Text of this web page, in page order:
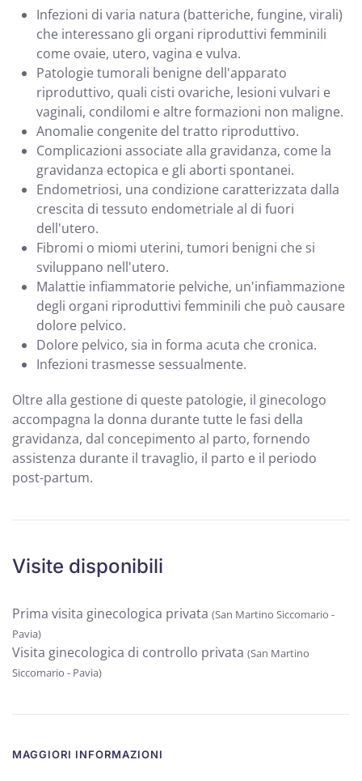
Infezioni di varia natura (batteriche, fungine, virali)
che interessano gli organi riproduttivi femminili
come ovaie, utero, vagina e vulva.
Patologie tumorali benigne dell'apparato
riproduttivo, quali cisti ovariche, lesioni vulvari e
vaginali, condilomi e altre formazioni non maligne.
Anomalie congenite del tratto riproduttivo.
Complicazioni associate alla gravidanza, come la
gravidanza ectopica e gli aborti spontanei.
Endometriosi, una condizione caratterizzata dalla
crescita di tessuto endometriale al di fuori
dell'utero.
Fibromi o miomi uterini, tumori benigni che si
sviluppano nell'utero.
Malattie infiammatorie pelviche, un'infiammazione
degli organi riproduttivi femminili che può causare
dolore pelvico.
Dolore pelvico, sia in forma acuta che cronica.
Infezioni trasmesse sessualmente.
Oltre alla gestione di queste patologie, il ginecologo
accompagna la donna durante tutte le fasi della
gravidanza, dal concepimento al parto, fornendo
assistenza durante il travaglio, il parto e il periodo
post-partum.
Visite disponibili
Prima visita ginecologica privata (San Martino Siccomario -
Pavia)
Visita ginecologica di controllo privata (San Martino
Siccomario - Pavia)
MAGGIORI INFORMAZIONI